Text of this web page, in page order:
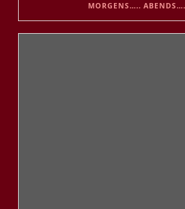
MORGENS….. ABENDS….